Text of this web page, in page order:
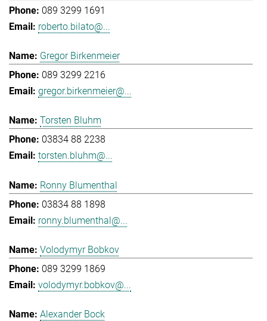
089 3299 1691
roberto.bilato@...
Gregor Birkenmeier
089 3299 2216
gregor.birkenmeier@...
Torsten Bluhm
03834 88 2238
torsten.bluhm@...
Ronny Blumenthal
03834 88 1898
ronny.blumenthal@...
Volodymyr Bobkov
089 3299 1869
volodymyr.bobkov@...
Alexander Bock